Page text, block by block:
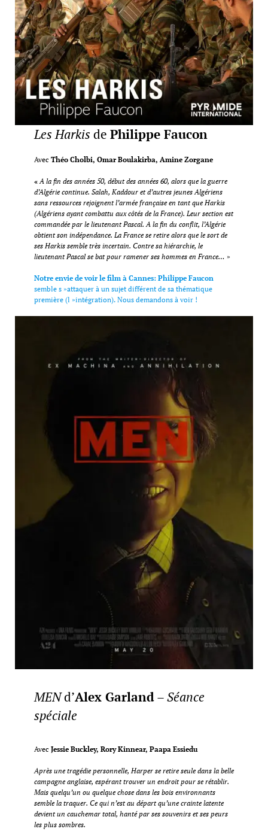
Les Harkis de Philippe Faucon
Avec Théo Cholbi, Omar Boulakirba, Amine Zorgane
« A la fin des années 50, début des années 60, alors que la guerre
d’Algérie continue. Salah, Kaddour et d’autres jeunes Algériens
sans ressources rejoignent l’armée française en tant que Harkis
(Algériens ayant combattu aux côtés de la France). Leur section est
commandée par le lieutenant Pascal. A la fin du conflit, l’Algérie
obtient son indépendance. La France se retire alors que le sort de
ses Harkis semble très incertain. Contre sa hiérarchie, le
lieutenant Pascal se bat pour ramener ses hommes en France… »
Notre envie de voir le film à Cannes: Philippe Faucon
semble s »attaquer à un sujet différent de sa thématique
première (l »intégration). Nous demandons à voir !
MENd’Alex Garland–Séance
spéciale
Avec Jessie Buckley, Rory Kinnear, Paapa Essiedu
Après une tragédie personnelle, Harper se retire seule dans la belle
campagne anglaise, espérant trouver un endroit pour se rétablir.
Mais quelqu’un ou quelque chose dans les bois environnants
semble la traquer. Ce qui n’est au départ qu’une crainte latente
devient un cauchemar total, hanté par ses souvenirs et ses peurs
les plus sombres.